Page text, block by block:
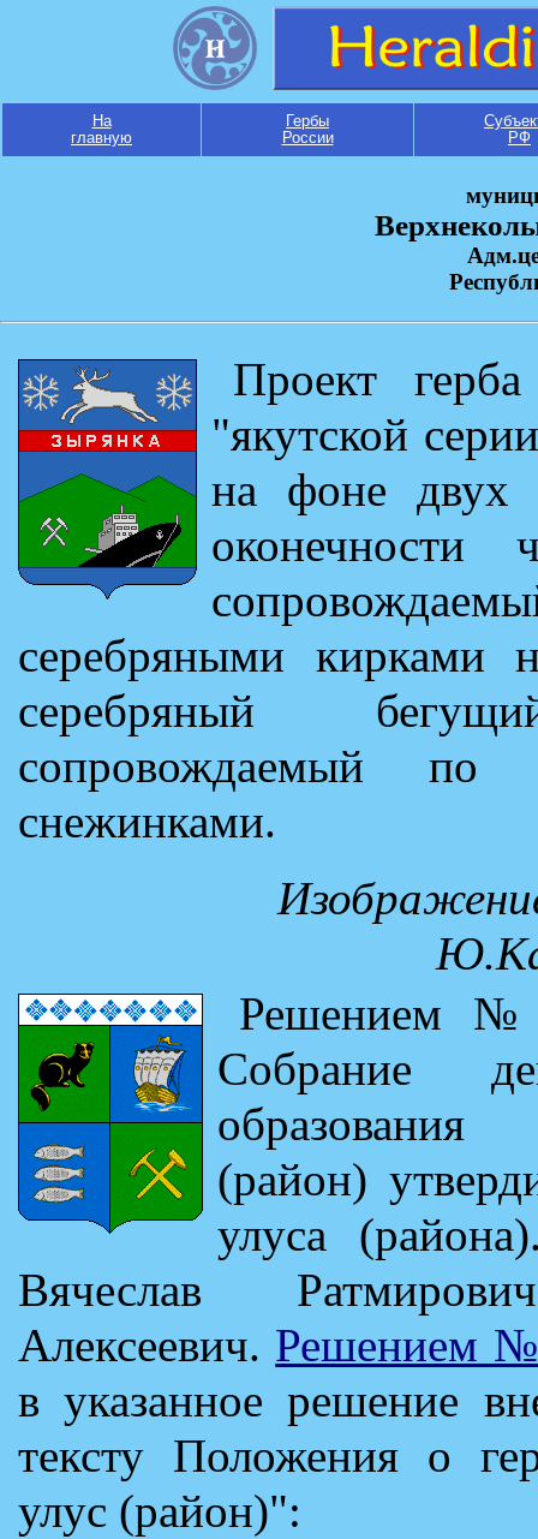
На
главную
Гербы
России
РФ
Проект
"якутской
на фоне двух
оконечности
серебряными кирками
серебряный
сопровождаемый
снежинками.
Решением
Собрание
(район)
улуса
Вячеслав
Алексеевич. Решением
в указанное решение
тексту Положения о
улус (район)":